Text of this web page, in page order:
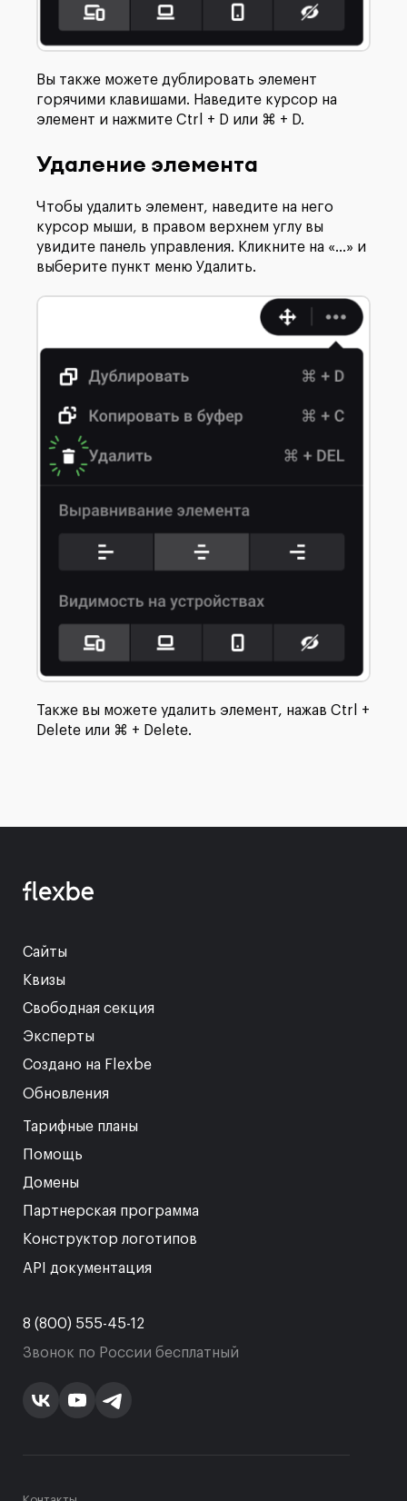
Вы также можете дублировать элемент
горячими клавишами. Наведите курсор на
элемент и нажмите Ctrl + D или ⌘ + D.
Удаление элемента
Чтобы удалить элемент, наведите на него
курсор мыши, в правом верхнем углу вы
увидите панель управления. Кликните на «...» и
выберите пункт меню Удалить.
Также вы можете удалить элемент, нажав Ctrl +
Delete или ⌘ + Delete.
Тарифные планы
Помощь
Домены
Партнерская программа
Конструктор логотипов
API документация
Сайты
Квизы
Свободная секция
Эксперты
Создано на Flexbe
Обновления
Звонок по России бесплатный
8 (800) 555-45-12